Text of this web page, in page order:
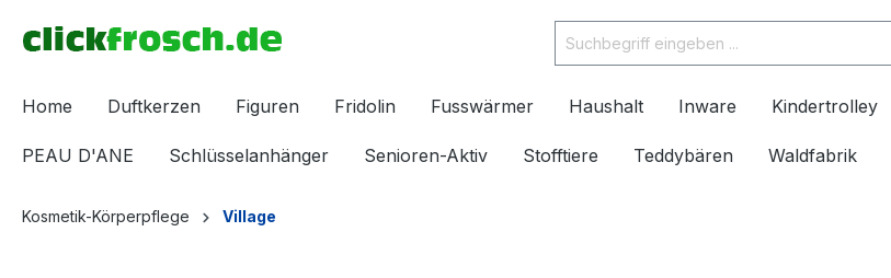
springen
Home Duftkerzen Figuren Fridolin Fusswärmer Haushalt Inware Kindertrolley
PEAU D'ANE Schlüsselanhänger Senioren-Aktiv Stofftiere Teddybären Waldfabrik
Kosmetik-Körperpflege Village